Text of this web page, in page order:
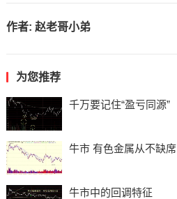
作者: 赵老哥小弟
为您推荐
千万要记住“盈亏同源”
牛市 有色金属从不缺席
牛市中的回调特征